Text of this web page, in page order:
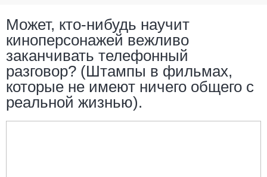
Может, кто-нибудь научит
киноперсонажей вежливо
заканчивать телефонный
разговор? (Штампы в фильмах,
которые не имеют ничего общего с
реальной жизнью).